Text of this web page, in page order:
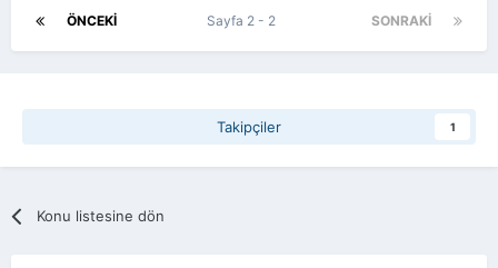
ÖNCEKI SONRAKI
Sayfa 2 - 2
Takipçiler 1
Konu listesine dön